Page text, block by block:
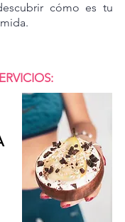
cómo es tu